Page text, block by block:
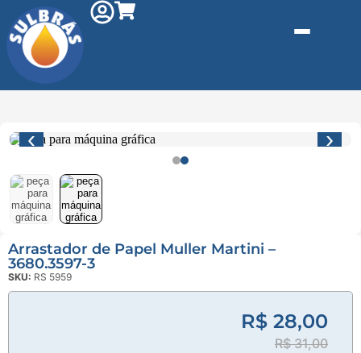
‹ ›
Arrastador de Papel Muller Martini –
3680.3597-3
SKU: RS 5959
R$ 28,00
R$ 31,00
Saneamento
Plástico
Kit reparo
Pneumáticos